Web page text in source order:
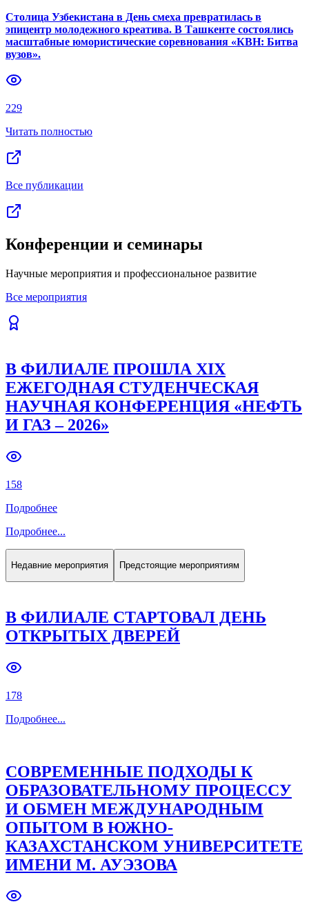
Previous slide Next slide
Столица Узбекистана в День смеха превратилась в
эпицентр молодежного креатива. В Ташкенте состоялись
масштабные юмористические соревнования «КВН: Битва
вузов».
229
Читать полностью
Все публикации
Конференции и семинары
Научные мероприятия и профессиональное развитие
Все мероприятия
В ФИЛИАЛЕ ПРОШЛА XIX
ЕЖЕГОДНАЯ СТУДЕНЧЕСКАЯ
НАУЧНАЯ КОНФЕРЕНЦИЯ «НЕФТЬ
И ГАЗ – 2026»
158
Подробнее
Подробнее...
Недавние мероприятия Предстоящие мероприятиям
В ФИЛИАЛЕ СТАРТОВАЛ ДЕНЬ
ОТКРЫТЫХ ДВЕРЕЙ
178
Подробнее...
СОВРЕМЕННЫЕ ПОДХОДЫ К
ОБРАЗОВАТЕЛЬНОМУ ПРОЦЕССУ
И ОБМЕН МЕЖДУНАРОДНЫМ
ОПЫТОМ В ЮЖНО-
КАЗАХСТАНСКОМ УНИВЕРСИТЕТЕ
ИМЕНИ М. АУЭЗОВА